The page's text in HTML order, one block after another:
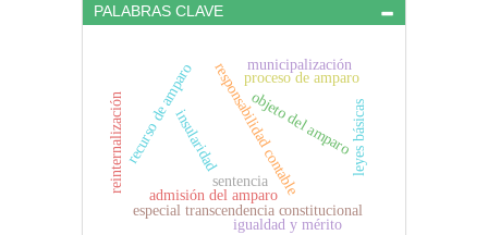
PALABRAS CLAVE
responsabilidad contable
insularidad
sentencia
objeto del amparo
admisión del amparo
proceso de amparo
especial transcendencia constitucional
recurso de amparo leyes básicas
reinternalización
municipalización
igualdad y mérito